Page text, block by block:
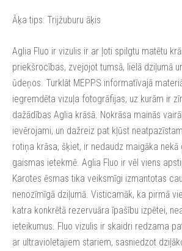
Āķa tips: Trijžuburu āķis
Aglia Fluo ir vizulis ir ar ļoti spilgtu matētu
priekšrocības, zvejojot tumsā, lielā dziļumā
ūdeņos. Turklāt MEPPS informatīvajā
iegremdēta vizuļa fotogrāfijas, uz kurām ir
dažādības Aglia krāsā. Nokrāsa mainās
ievērojami, un dažreiz pat kļūst
rotiņa krāsa, šķiet, ir nedaudz maigāka nekā
gaismas ietekmē. Aglia Fluo ir vēl viens
Karotes ēsmas tika veiksmīgi izmantotas
nenozīmīgā dziļumā. Visticamāk, ka pirmā
katra konkrētā rezervuāra īpašību izpētei,
ieteikumus. Fluo vizulis ir skaidri redzama
ar ultravioletajiem stariem, sasniedzot